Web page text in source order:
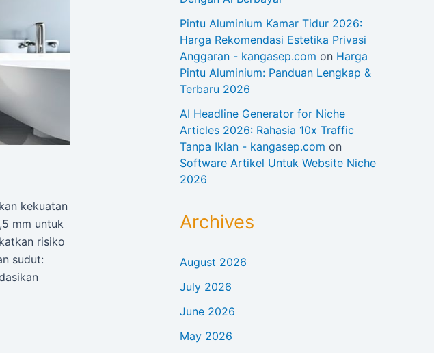
kekuatan
mm untuk
risiko
sudut:
Pintu Aluminium Kamar Tidur 2026:
Harga Rekomendasi Estetika Privasi
Anggaran - kangasep.com on Harga
Pintu Aluminium: Panduan Lengkap &
Terbaru 2026
AI Headline Generator for Niche
Articles 2026: Rahasia 10x Traffic
Tanpa Iklan - kangasep.com on
Software Artikel Untuk Website Niche
2026
Archives
August 2026
July 2026
June 2026
May 2026